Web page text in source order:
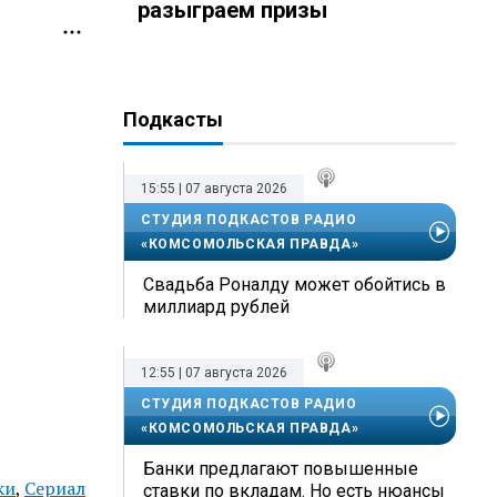
, Сериал
разыграем призы
Подкасты
15:55 | 07 августа 2026
СТУДИЯ ПОДКАСТОВ РАДИО
«КОМСОМОЛЬСКАЯ ПРАВДА»
Свадьба Роналду может обойтись в
миллиард рублей
12:55 | 07 августа 2026
СТУДИЯ ПОДКАСТОВ РАДИО
«КОМСОМОЛЬСКАЯ ПРАВДА»
Банки предлагают повышенные
ставки по вкладам. Но есть нюансы